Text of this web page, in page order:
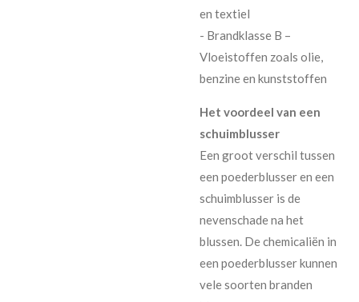
en textiel
- Brandklasse B –
Vloeistoffen zoals olie,
benzine en kunststoffen
Het voordeel van een
schuimblusser
Een groot verschil tussen
een poederblusser en een
schuimblusser is de
nevenschade na het
blussen. De chemicaliën in
een poederblusser kunnen
vele soorten branden